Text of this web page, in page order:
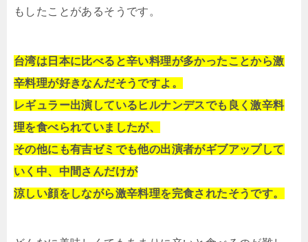
もしたことがあるそうです。
台湾は日本に比べると辛い料理が多かったことから激
辛料理が好きなんだそうですよ。
レギュラー出演しているヒルナンデスでも良く激辛料
理を食べられていましたが、
その他にも有吉ゼミでも他の出演者がギブアップして
いく中、中間さんだけが
涼しい顔をしながら激辛料理を完食されたそうです。